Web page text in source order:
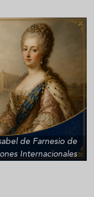
de Farnesio de
Internacionales